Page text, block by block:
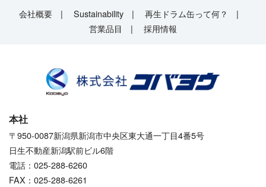
会社概要 Sustainability
再生ドラム缶って何？
営業品目
採用情報
本社
〒950-0087新潟県新潟市中央区東大通一丁目4番5号
日生不動産新潟駅前ビル6階
電話：025-288-6260
FAX：025-288-6261